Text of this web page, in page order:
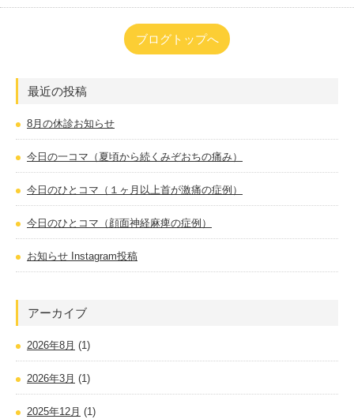
ブログトップへ
最近の投稿
8月の休診お知らせ
今日の一コマ（夏頃から続くみぞおちの痛み）
今日のひとコマ（１ヶ月以上首が激痛の症例）
今日のひとコマ（顔面神経麻痺の症例）
お知らせ Instagram投稿
アーカイブ
2026年8月 (1)
2026年3月 (1)
2025年12月 (1)